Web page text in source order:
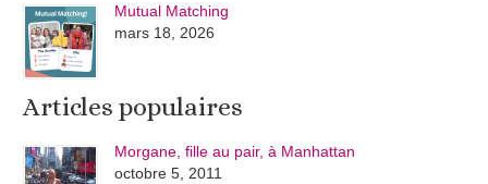
Mutual Matching
mars 18, 2026
Articles populaires
Morgane, fille au pair, à Manhattan
octobre 5, 2011